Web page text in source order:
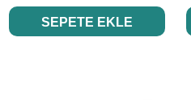
SEPETE EKLE